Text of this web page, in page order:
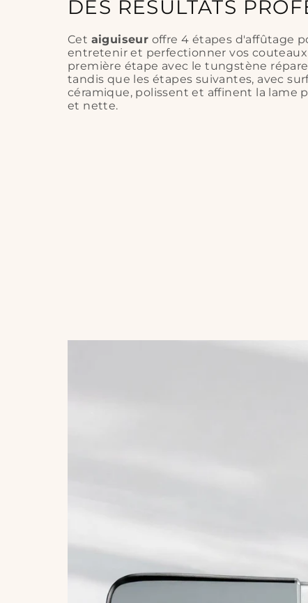
DES RÉSULTATS
Cet aiguiseur offre 4 étapes d'affûtage
entretenir et perfectionner vos couteaux
première étape avec le tungstène
tandis que les étapes suivantes, avec
céramique, polissent et affinent la lame
et nette.